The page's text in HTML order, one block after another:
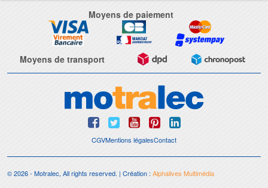
Moyens de paiement
Moyens de transport
CGVMentions légalesContact
© 2026 - Motralec, All rights reserved. | Création :Alphalives Multimédia